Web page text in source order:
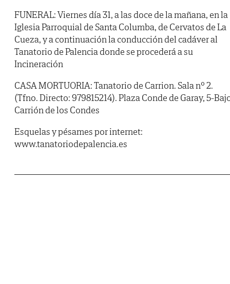
FUNERAL: Viernes día 31, a las doce de la mañana, en la
Iglesia Parroquial de Santa Columba, de Cervatos de La
Cueza, y a continuación la conducción del cadáver al
Tanatorio de Palencia donde se procederá a su
Incineración
CASA MORTUORIA: Tanatorio de Carrion. Sala nº 2.
(Tfno. Directo: 979815214). Plaza Conde de Garay, 5-
Carrión de los Condes
Esquelas y pésames por internet:
www.tanatoriodepalencia.es